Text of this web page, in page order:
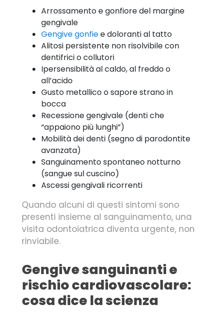
Arrossamento e gonfiore del margine
gengivale
Gengive gonfiee doloranti al tatto
Alitosi persistente non risolvibile con
dentifrici o collutori
Ipersensibilità al caldo, al freddo o
all’acido
Gusto metallico o sapore strano in
bocca
Recessione gengivale (denti che
“appaiono più lunghi”)
Mobilità dei denti (segno di parodontite
avanzata)
Sanguinamento spontaneo notturno
(sangue sul cuscino)
Ascessi gengivali ricorrenti
Quando alcuni di questi sintomi sono
presenti insieme al sanguinamento, una
visita odontoiatrica diventa urgente, non
rinviabile.
Gengive sanguinanti e
rischio cardiovascolare:
cosa dice la scienza